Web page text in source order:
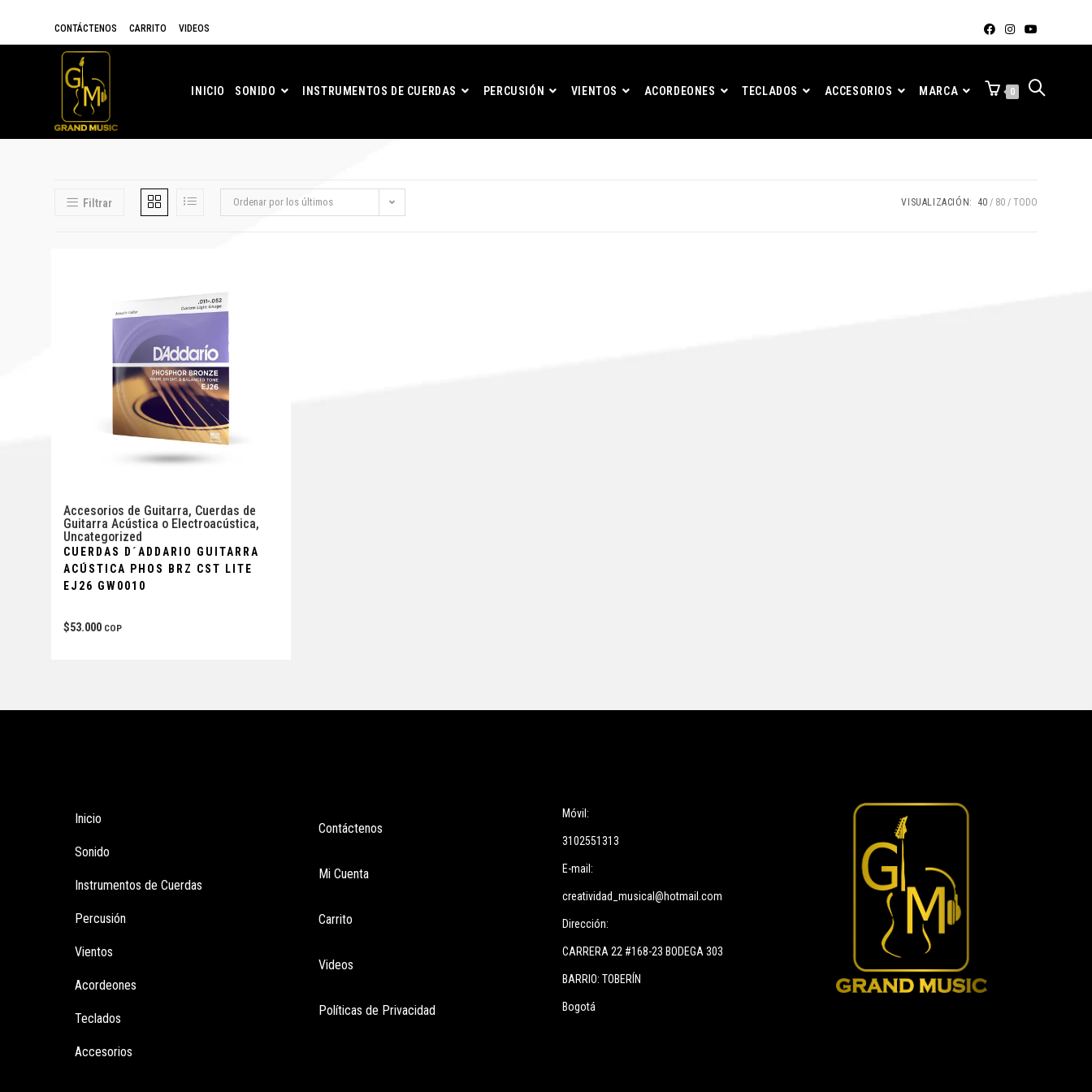
CONTÁCTENOS CARRITO VIDEOS
INICIO SONIDO INSTRUMENTOS DE CUERDAS PERCUSIÓN VIENTOS ACORDEONES TECLADOS ACCESORIOS MARCA 0
Filtrar Ordenar por los últimos VISUALIZACIÓN: 40 80 TODO
Accesorios de Guitarra, Cuerdas de
Guitarra Acústica o Electroacústica,
Uncategorized
CUERDAS D´ADDARIO GUITARRA
ACÚSTICA PHOS BRZ CST LITE
EJ26 GW0010
$53.000 COP
Inicio
Sonido
Instrumentos de Cuerdas
Percusión
Vientos
Acordeones
Teclados
Accesorios
Contáctenos
Mi Cuenta
Carrito
Videos
Políticas de Privacidad
Móvil:
3102551313
E-mail:
creatividad_musical@hotmail.com
Dirección:
CARRERA 22 #168-23 BODEGA 303
BARRIO: TOBERÍN
Bogotá